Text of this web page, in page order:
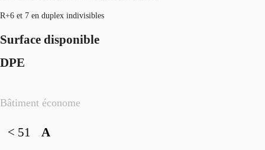
R+6 et 7 en duplex indivisibles
Surface disponible
DPE
Bâtiment économe
A
< 51